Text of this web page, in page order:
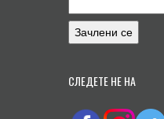
СЛЕДЕТЕ НЕ НА